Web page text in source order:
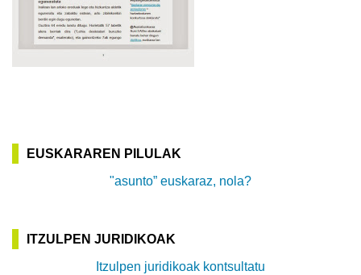
EUSKARAREN PILULAK
"asunto” euskaraz, nola?
ITZULPEN JURIDIKOAK
Itzulpen juridikoak kontsultatu